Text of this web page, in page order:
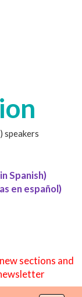
speakers
Spanish)
en español)
sections and